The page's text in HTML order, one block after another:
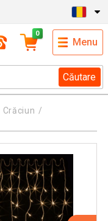
Căutare
0
Menu
Crăciun